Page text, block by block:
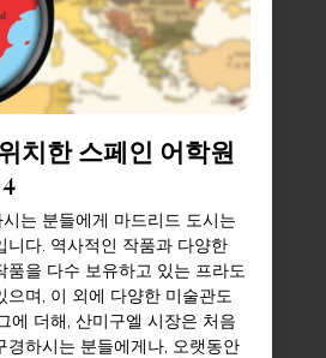
치한 스페인 어학원
는 분들에게 마드리드 도시는
니다. 역사적인 작품과 다양한
품을 다수 보유하고 있는 프라도
으며, 이 외에 다양한 미술관도
에 더해, 산미구엘 시장은 처음
경하시는 분들에게나, 오랫동안